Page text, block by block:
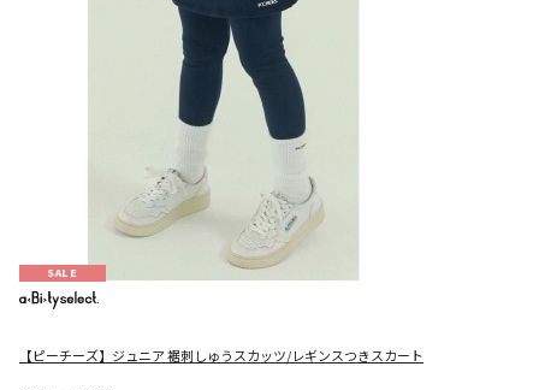
SALE
【ピーチーズ】ジュニア 裾刺しゅうスカッツ/レギンスつきスカート